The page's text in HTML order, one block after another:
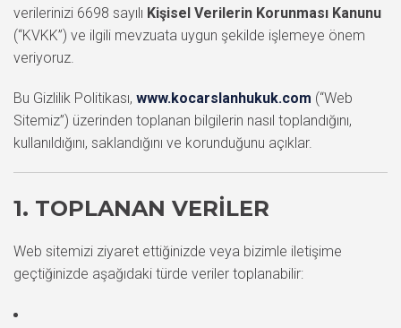
verilerinizi 6698 sayılı Kişisel Verilerin Korunması Kanunu
(“KVKK”) ve ilgili mevzuata uygun şekilde işlemeye önem
veriyoruz.
Bu Gizlilik Politikası, www.kocarslanhukuk.com (“Web
Sitemiz”) üzerinden toplanan bilgilerin nasıl toplandığını,
kullanıldığını, saklandığını ve korunduğunu açıklar.
1. TOPLANAN VERILER
Web sitemizi ziyaret ettiğinizde veya bizimle iletişime
geçtiğinizde aşağıdaki türde veriler toplanabilir: